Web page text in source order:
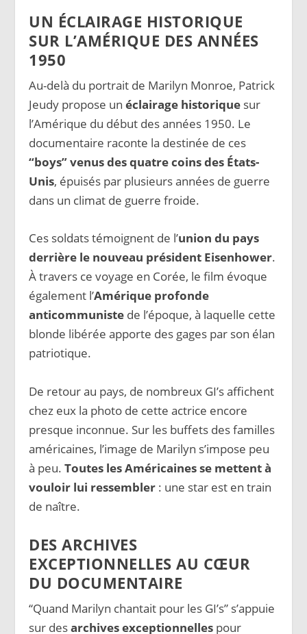
UN ÉCLAIRAGE HISTORIQUE
SUR L’AMÉRIQUE DES ANNÉES
1950
Au-delà du portrait de Marilyn Monroe, Patrick
Jeudy propose unéclairage historique sur
l’Amérique du début des années 1950. Le
documentaire raconte la destinée de ces
“boys” venus des quatre coins des États-
Unis, épuisés par plusieurs années de guerre
dans un climat de guerre froide.
Ces soldats témoignent de l’union du pays
derrière le nouveau président Eisenhower.
À travers ce voyage en Corée, le film évoque
également l’Amérique profonde
anticommuniste de l’époque, à laquelle cette
blonde libérée apporte des gages par son élan
patriotique.
De retour au pays, de nombreux GI’s affichent
chez eux la photo de cette actrice encore
presque inconnue. Sur les buffets des familles
américaines, l’image de Marilyn s’impose peu
à peu.Toutes les Américaines se mettent à
vouloir lui ressembler : une star est en train
de naître.
DES ARCHIVES
EXCEPTIONNELLES AU CŒUR
DU DOCUMENTAIRE
“Quand Marilyn chantait pour les GI’s” s’appuie
sur desarchives exceptionnelles pour